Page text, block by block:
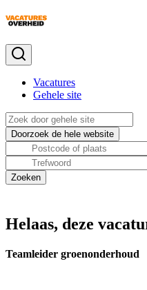
Vacatures
Gehele site
Helaas, deze
Teamleider groenonderhoud